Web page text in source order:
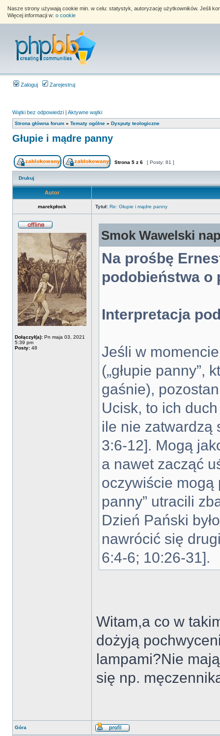
Nasze strony używają cookie min. w celu: statystyk, autoryzację użytkowników. Jeśli
Więcej informacji w: o cookie
Zaloguj Zarejestruj
Wątki bez odpowiedzi | Aktywne wątki
Strona główna forum » Tematy ogólne » Dysputy teologiczne
Głupie i mądre panny
Strona 5 z 6 [ Posty: 81 ]
Drukuj
Autor
marekpłock Tytuł: Re: Głupie i mądre panny
Dołączył(a): Pn maja 03, 2021
5:39 pm
Posty: 48
Smok Wawelski
Na prośbę
podobieństwa o
Interpretacja
Jeśli w
(„głupie panny”,
gaśnie),
Ucisk, to ich
ile nie zatwardzą
3:6-12]. Mogą
a nawet zacząć
oczywiście mogą
panny” utracili
Dzień Pański
nawrócić się
6:4-6; 10:26-31].
Witam,a co w
dożyją
lampami?Nie
się np.
Góra